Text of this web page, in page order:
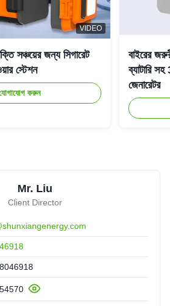
VIDEO
সঞ্চয়ের জন্য সিগারেট
স্টেশন
করুন
বাইরের
ব্যাটারি
জেনারেটর
Mr. Liu
Client Director